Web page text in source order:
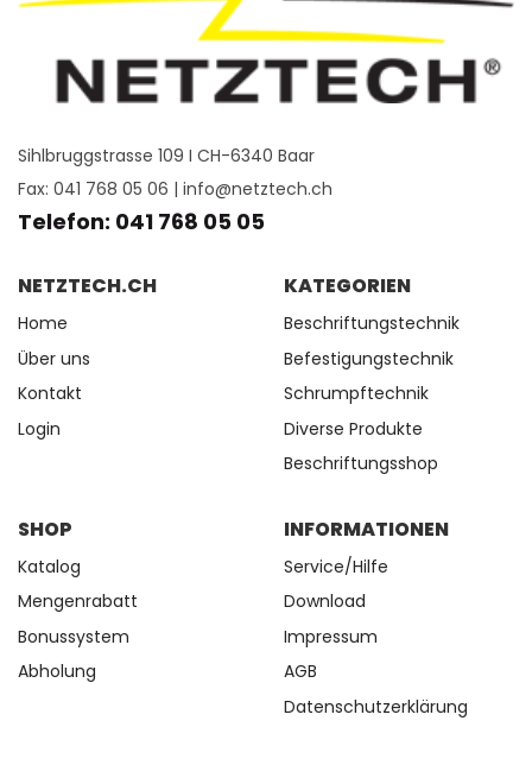
Sihlbruggstrasse 109 I CH-6340 Baar
Fax: 041 768 05 06 | info@netztech.ch
Telefon: 041 768 05 05
NETZTECH.CH
Home
Über uns
Kontakt
Login
KATEGORIEN
Beschriftungstechnik
Befestigungstechnik
Schrumpftechnik
Diverse Produkte
Beschriftungsshop
SHOP
Katalog
Mengenrabatt
Bonussystem
Abholung
INFORMATIONEN
Service/Hilfe
Download
Impressum
AGB
Datenschutzerklärung